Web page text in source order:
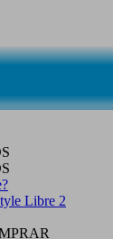
Libre 2